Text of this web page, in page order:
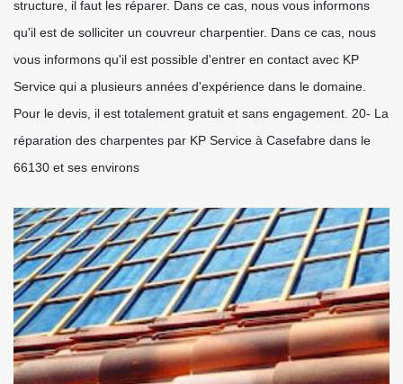
structure, il faut les réparer. Dans ce cas, nous vous informons
qu'il est de solliciter un couvreur charpentier. Dans ce cas, nous
vous informons qu'il est possible d'entrer en contact avec KP
Service qui a plusieurs années d'expérience dans le domaine.
Pour le devis, il est totalement gratuit et sans engagement. 20- La
réparation des charpentes par KP Service à Casefabre dans le
66130 et ses environs